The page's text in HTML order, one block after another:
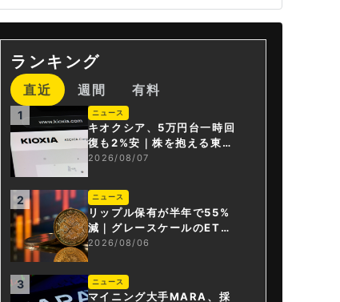
ランキング
直近 週間 有料
1 ニュース
キオクシア、5万円台一時回
復も2%安｜株を抱える東芝
は純利益30倍
2026/08/07
2 ニュース
リップル保有が半年で55%
減｜グレースケールのET
F、純資産1.6億ドル減
2026/08/06
3 ニュース
マイニング大手MARA、採